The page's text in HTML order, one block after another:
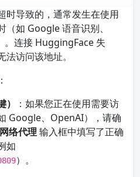
时导致的，通常发生在使用
如 Google 语音识别、
连接 HuggingFace 失
访问该地址。
：如果您正在使用需要访
Google、OpenAI），请确
网络代理 输入框中填写了正确
如
）。